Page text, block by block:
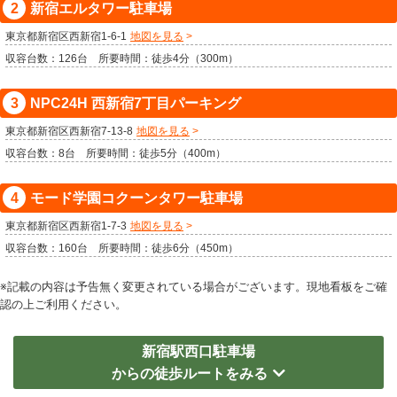
新宿エルタワー駐車場
東京都新宿区西新宿1-6-1
地図を見る
収容台数：126台 所要時間：徒歩4分（300m）
NPC24H 西新宿7丁目パーキング
東京都新宿区西新宿7-13-8 地図を見る
収容台数：8台 所要時間：徒歩5分（400m）
モード学園コクーンタワー駐車場
東京都新宿区西新宿1-7-3 地図を見る
収容台数：160台 所要時間：徒歩6分（450m）
※記載の内容は予告無く変更されている場合がございます。現地看板をご確
認の上ご利用ください。
新宿駅西口駐車場
からの徒歩ルートをみる